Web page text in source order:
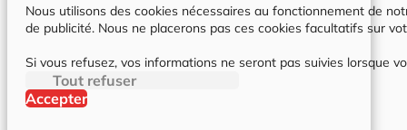
Nous utilisons des cookies nécessaires au fonctionnement de
de publicité. Nous ne placerons pas ces cookies facultatifs sur
Si vous refusez, vos informations ne seront pas suivies lorsque
Tout refuser
Accepter